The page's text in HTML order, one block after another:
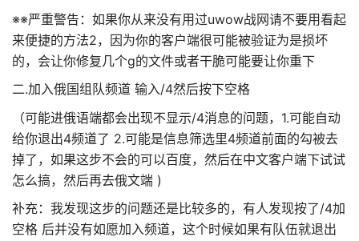
※※严重警告：如果你从来没有用过uwow战网请不要用看起
来便捷的方法2，因为你的客户端很可能被验证为是损坏
的，会让你修复几个g的文件或者干脆可能要让你重下
二.加入俄国组队频道 输入/4然后按下空格
（可能进俄语端都会出现不显示/4消息的问题，1.可能自动
给你退出4频道了 2.可能是信息筛选里4频道前面的勾被去
掉了，如果这步不会的可以百度，然后在中文客户端下试试
怎么搞，然后再去俄文端 )
补充：我发现这步的问题还是比较多的，有人发现按了/4加
空格 后并没有如愿加入频道，这个时候如果有队伍就退出